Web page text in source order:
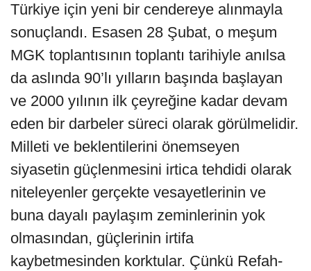
Türkiye için yeni bir cendereye alınmayla
sonuçlandı. Esasen 28 Şubat, o meşum
MGK toplantısının toplantı tarihiyle anılsa
da aslında 90’lı yılların başında başlayan
ve 2000 yılının ilk çeyreğine kadar devam
eden bir darbeler süreci olarak görülmelidir.
Milleti ve beklentilerini önemseyen
siyasetin güçlenmesini irtica tehdidi olarak
niteleyenler gerçekte vesayetlerinin ve
buna dayalı paylaşım zeminlerinin yok
olmasından, güçlerinin irtifa
kaybetmesinden korktular. Çünkü Refah-